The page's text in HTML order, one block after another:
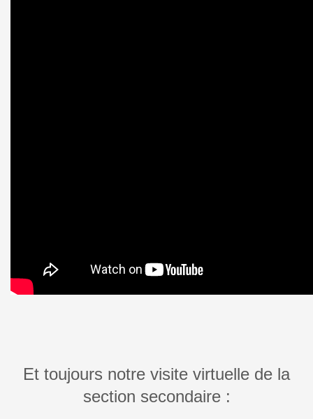
Et toujours notre visite virtuelle de la
section secondaire :